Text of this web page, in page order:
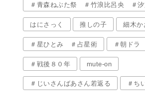
＃青森ねぶた祭 ＃竹浪比呂央 ＃汐
はにさっく 推しの子 細木か
＃星ひとみ ＃占星術 ＃朝ドラ
＃戦後８０年 mute-on
＃じいさんばあさん若返る ＃ち